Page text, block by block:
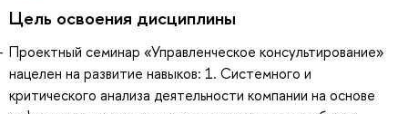
Цель освоения дисциплины
Проектный семинар «Управленческое консультирование»
нацелен на развитие навыков: 1. Системного и
критического анализа деятельности компании на основе